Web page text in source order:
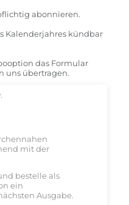
abonnieren.
Kalenderjahres kündbar
das Formular
uns übertragen.
mit der
bestelle als
ein
Ausgabe.